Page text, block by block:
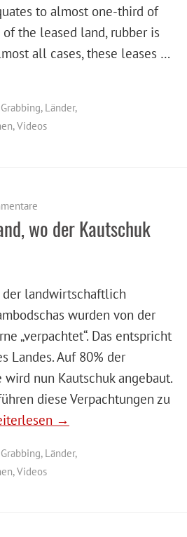
to almost one-third of
the leased land, rubber is
all cases, these leases …
, Länder,
,Videos
wo der Kautschuk
landwirtschaftlich
wurden von der
„verpachtet“. Das entspricht
Landes. Auf 80% der
nun Kautschuk angebaut.
diese Verpachtungen zu
→
, Länder,
,Videos